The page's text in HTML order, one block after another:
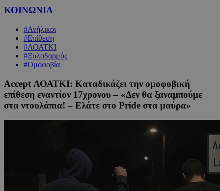
ΚΟΙΝΩΝΙΑ
#Ανήλικοι
#Επίθεση
#ΛΟΑΤΚΙ
#Ξυλοδαρμός
#Ομοφοβία
Accept ΛΟΑΤΚΙ: Καταδικάζει την ομοφοβική
επίθεση εναντίον 17χρονου – «Δεν θα ξαναμπούμε
στα ντουλάπια! – Ελάτε στο Pride στα μαύρα»